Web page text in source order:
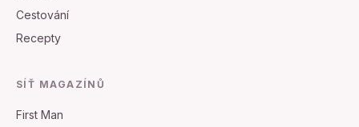
Cestování
Recepty
SÍŤ MAGAZÍNŮ
First Man